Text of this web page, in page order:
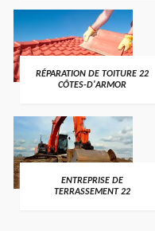
RÉPARATION DE TOITURE 22
CÔTES-D'ARMOR
ENTREPRISE DE
TERRASSEMENT 22